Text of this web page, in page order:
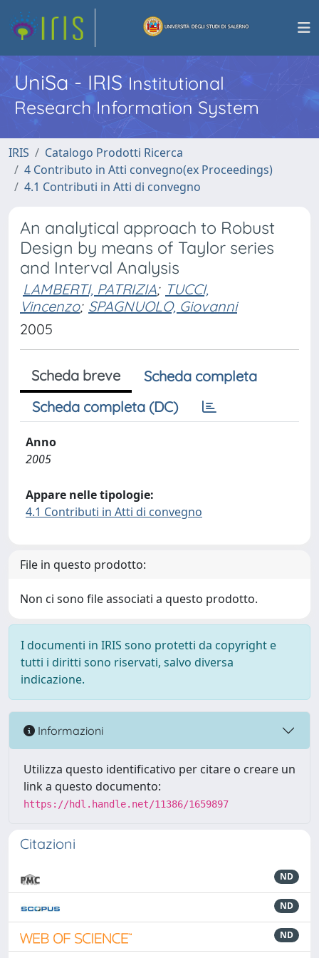
UniSa - IRISInstitutional
Research Information System
IRIS
Catalogo Prodotti Ricerca
4 Contributo in Atti convegno(ex Proceedings)
4.1 Contributi in Atti di convegno
An analytical approach to Robust
Design by means of Taylor series
and Interval Analysis
LAMBERTI, PATRIZIA; TUCCI,
Vincenzo; SPAGNUOLO, Giovanni
2005
Scheda breve
Scheda completa
Scheda completa (DC)
Anno
2005
Appare nelle tipologie:
4.1 Contributi in Atti di convegno
File in questo prodotto:
Non ci sono file associati a questo prodotto.
I documenti in IRIS sono protetti da copyright e
tutti i diritti sono riservati, salvo diversa
indicazione.
Informazioni
Utilizza questo identificativo per citare o creare un
link a questo documento:
https://hdl.handle.net/11386/1659897
Citazioni
ND
ND
ND